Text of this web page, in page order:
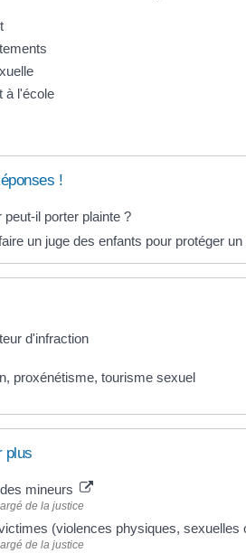
à l'école
!
peut-il porter plainte ?
un juge des enfants pour protéger
d'infraction
proxénétisme, tourisme sexuel
plus
mineurs
de la justice
(violences physiques, sexuelles
de la justice